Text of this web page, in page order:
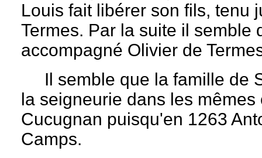
Louis fait libérer son fils, tenu
Termes. Par la suite il semble
accompagné Olivier de
Il semble que la famille de
la seigneurie dans les
Cucugnan puisqu'en 1263
Camps.